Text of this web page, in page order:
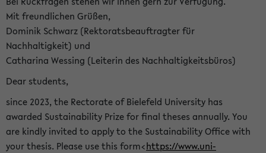
Mit freundlichen Grüßen,
Dominik Schwarz (Rektoratsbeauftragter für
Nachhaltigkeit) und
Catharina Wessing (Leiterin des Nachhaltigkeitsbüros)
Dear students,
since 2023, the Rectorate of Bielefeld University has
awarded Sustainability Prize for final theses annually. You
are kindly invited to apply to the Sustainability Office with
your thesis. Please use this form<https://www.uni-